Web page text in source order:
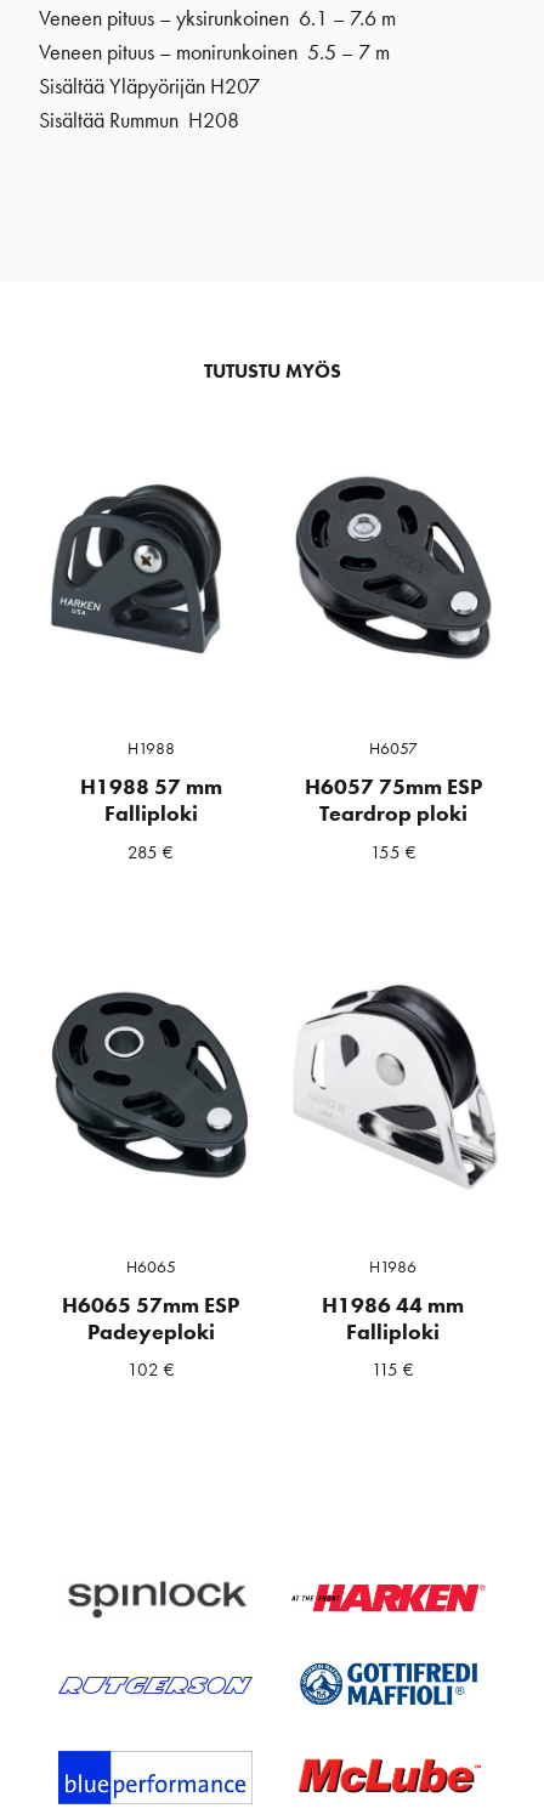
Veneen pituus – yksirunkoinen 6.1 – 7.6 m
Veneen pituus – monirunkoinen 5.5 – 7 m
Sisältää Yläpyörijän H207
Sisältää Rummun H208
TUTUSTU MYÖS
H1988
H1988 57 mm
Falliploki
285€
H6057
H6057 75mm ESP
Teardrop ploki
155 €
H6065
H6065 57mm ESP
Padeyeploki
102 €
H1986
H1986 44 mm
Falliploki
115€